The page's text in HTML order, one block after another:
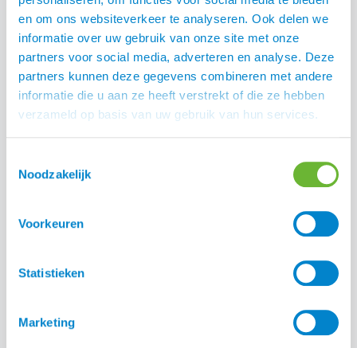
en om ons websiteverkeer te analyseren. Ook delen we
informatie over uw gebruik van onze site met onze
partners voor social media, adverteren en analyse. Deze
partners kunnen deze gegevens combineren met andere
informatie die u aan ze heeft verstrekt of die ze hebben
verzameld op basis van uw gebruik van hun services.
Noodzakelijk
Voorkeuren
Statistieken
Marketing
Deel:
Waarom een slowfeeder voor je paard